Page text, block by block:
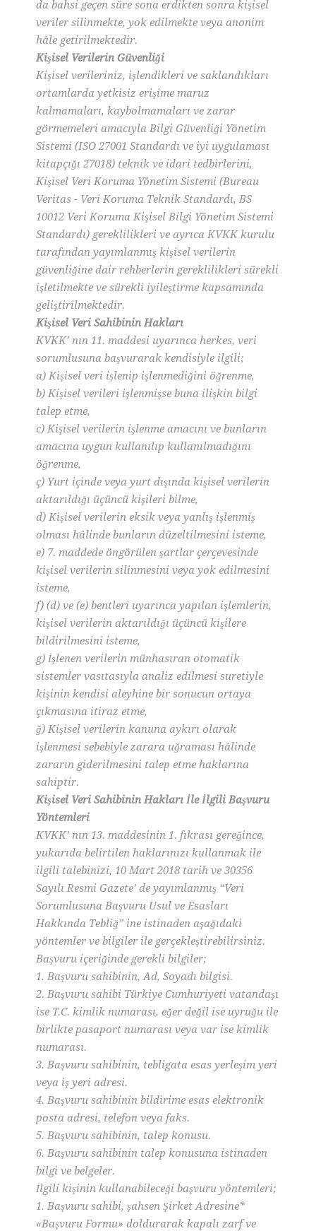
da bahsi geçen süre sona erdikten sonra kişisel
veriler silinmekte, yok edilmekte veya anonim
hâle getirilmektedir.
Kişisel Verilerin Güvenliği
Kişisel verileriniz, işlendikleri ve saklandıkları
ortamlarda yetkisiz erişime maruz
kalmamaları, kaybolmamaları ve zarar
görmemeleri amacıyla Bilgi Güvenliği Yönetim
Sistemi (ISO 27001 Standardı ve iyi uygulaması
kitapçığı 27018) teknik ve idari tedbirlerini,
Kişisel Veri Koruma Yönetim Sistemi (Bureau
Veritas - Veri Koruma Teknik Standardı, BS
10012 Veri Koruma Kişisel Bilgi Yönetim Sistemi
Standardı) gereklilikleri ve ayrıca KVKK kurulu
tarafından yayımlanmış kişisel verilerin
güvenliğine dair rehberlerin gereklilikleri sürekli
işletilmekte ve sürekli iyileştirme kapsamında
geliştirilmektedir.
Kişisel Veri Sahibinin Hakları
KVKK’ nın 11. maddesi uyarınca herkes, veri
sorumlusuna başvurarak kendisiyle ilgili;
a) Kişisel veri işlenip işlenmediğini öğrenme,
b) Kişisel verileri işlenmişse buna ilişkin bilgi
talep etme,
c) Kişisel verilerin işlenme amacını ve bunların
amacına uygun kullanılıp kullanılmadığını
öğrenme,
ç) Yurt içinde veya yurt dışında kişisel verilerin
aktarıldığı üçüncü kişileri bilme,
d) Kişisel verilerin eksik veya yanlış işlenmiş
olması hâlinde bunların düzeltilmesini isteme,
e) 7. maddede öngörülen şartlar çerçevesinde
kişisel verilerin silinmesini veya yok edilmesini
isteme,
f) (d) ve (e) bentleri uyarınca yapılan işlemlerin,
kişisel verilerin aktarıldığı üçüncü kişilere
bildirilmesini isteme,
g) İşlenen verilerin münhasıran otomatik
sistemler vasıtasıyla analiz edilmesi suretiyle
kişinin kendisi aleyhine bir sonucun ortaya
çıkmasına itiraz etme,
ğ) Kişisel verilerin kanuna aykırı olarak
işlenmesi sebebiyle zarara uğraması hâlinde
zararın giderilmesini talep etme haklarına
sahiptir.
Kişisel Veri Sahibinin Hakları İle İlgili Başvuru
Yöntemleri
KVKK’ nın 13. maddesinin 1. fıkrası gereğince,
yukarıda belirtilen haklarınızı kullanmak ile
ilgili talebinizi, 10 Mart 2018 tarih ve 30356
Sayılı Resmi Gazete’ de yayımlanmış “Veri
Sorumlusuna Başvuru Usul ve Esasları
Hakkında Tebliğ” ine istinaden aşağıdaki
yöntemler ve bilgiler ile gerçekleştirebilirsiniz.
Başvuru içeriğinde gerekli bilgiler;
1. Başvuru sahibinin, Ad, Soyadı bilgisi.
2. Başvuru sahibi Türkiye Cumhuriyeti vatandaşı
ise T.C. kimlik numarası, eğer değil ise uyruğu ile
birlikte pasaport numarası veya var ise kimlik
numarası.
3. Başvuru sahibinin, tebligata esas yerleşim yeri
veya iş yeri adresi.
4. Başvuru sahibinin bildirime esas elektronik
posta adresi, telefon veya faks.
5. Başvuru sahibinin, talep konusu.
6. Başvuru sahibinin talep konusuna istinaden
bilgi ve belgeler.
İlgili kişinin kullanabileceği başvuru yöntemleri;
1. Başvuru sahibi, şahsen Şirket Adresine*
«Başvuru Formu» doldurarak kapalı zarf ve